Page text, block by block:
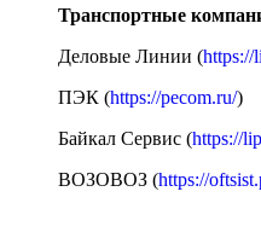
Транспортные
Деловые Линии (https://
ПЭК (https://pecom.ru/)
Байкал Сервис (https://
ВОЗОВОЗ (https://